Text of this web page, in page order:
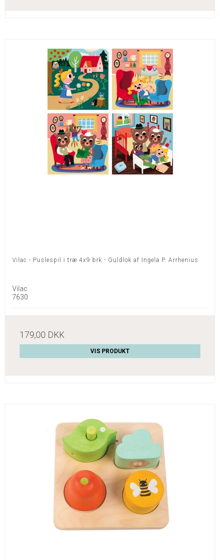
Vilac - Puslespil i træ 4x9 brk - Guldlok af Ingela P. Arrhenius
Vilac
7630
179,00 DKK
VIS PRODUKT